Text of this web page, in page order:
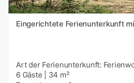
Eingerichtete Ferienunterkunft
Art der Ferienunterkunft:
6 Gäste
34 m²